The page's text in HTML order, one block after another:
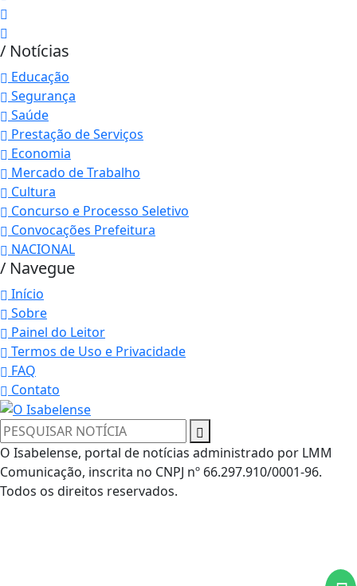
/ Notícias
Educação
Segurança
Saúde
Prestação de Serviços
Economia
Mercado de Trabalho
Cultura
Concurso e Processo Seletivo
Convocações Prefeitura
NACIONAL
/ Navegue
Início
Sobre
Painel do Leitor
Termos de Uso e Privacidade
FAQ
Contato
O Isabelense, portal de notícias administrado por LMM
Comunicação, inscrita no CNPJ nº 66.297.910/0001-96.
Todos os direitos reservados.
Termos de Uso e Privacidade